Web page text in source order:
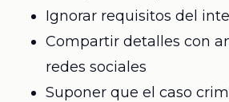
Ignorar requisitos del
Compartir detalles con
redes sociales
Suponer que el caso